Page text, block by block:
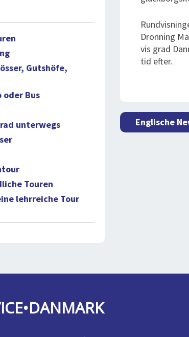
Dronning
vis grad
tid efter.
Englische
Gutshöfe,
oder Bus
unterwegs
Touren
lehrreiche Tour